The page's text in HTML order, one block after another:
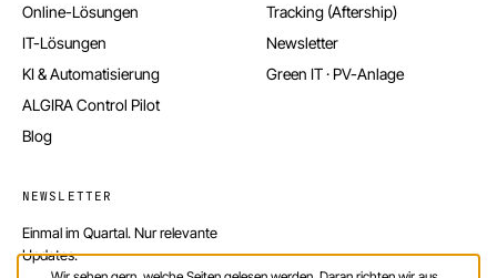
Online-Lösungen
IT-Lösungen
KI & Automatisierung
ALGIRA Control Pilot
Blog
Tracking (Aftership)
Newsletter
Green IT · PV-Anlage
NEWSLETTER
Einmal im Quartal. Nur relevante
Updates.